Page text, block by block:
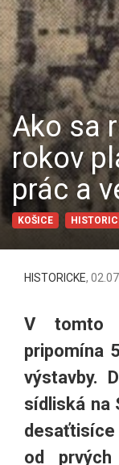
Ako sa
rokov
prác a
KOŠICE
HISTORICKE,
V tomto
pripomína
výstavby.
sídliská na
desaťtisíce
od